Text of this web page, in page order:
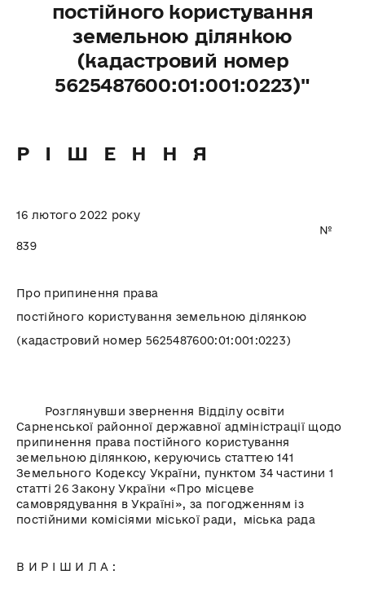
постійного користування
земельною ділянкою
(кадастровий номер
5625487600:01:001:0223)"
Р І Ш Е Н Н Я
16 лютого 2022 року
№
839
Про припинення права
постійного користування земельною ділянкою
(кадастровий номер 5625487600:01:001:0223)
Розглянувши звернення Відділу освіти
Сарненської районної державної адміністрації щодо
припинення права постійного користування
земельною ділянкою, керуючись статтею 141
Земельного Кодексу України, пунктом 34 частини 1
статті 26 Закону України «Про місцеве
самоврядування в Україні», за погодженням із
постійними комісіями міської ради, міська рада
В И Р І Ш И Л А :